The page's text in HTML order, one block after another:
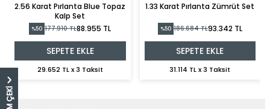
2.56 Karat Pırlanta Blue Topaz
Kalp Set
%50 177.910 TL88.955 TL
SEPETE EKLE
29.652 TL x 3 Taksit
1.33 Karat Pırlanta Zümrüt Set
%50 186.684 TL93.342 TL
SEPETE EKLE
31.114 TL x 3 Taksit